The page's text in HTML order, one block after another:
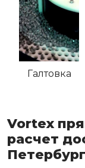
Галтовка
Vortex
расчет